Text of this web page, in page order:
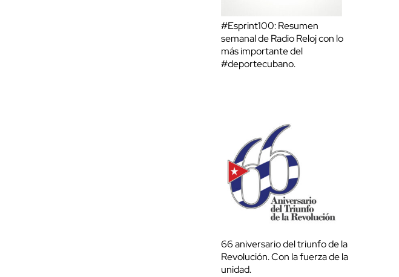
#Esprint100: Resumen
semanal de Radio Reloj con lo
más importante del
#deportecubano.
66 aniversario del triunfo de la
Revolución. Con la fuerza de la
unidad.